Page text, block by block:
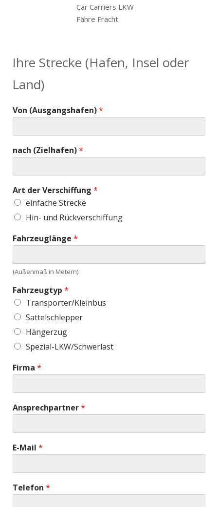
Car Carriers LKW
Fähre Fracht
Ihre Strecke (Hafen, Insel oder
Land)
Von (Ausgangshafen)*
nach (Zielhafen)*
Art der Verschiffung *
einfache Strecke
Hin- und Rückverschiffung
Fahrzeuglänge *
(Außenmaß in Metern)
Fahrzeugtyp *
Transporter/Kleinbus
Sattelschlepper
Hängerzug
Spezial-LKW/Schwerlast
Firma *
Ansprechpartner*
E-Mail *
Telefon *